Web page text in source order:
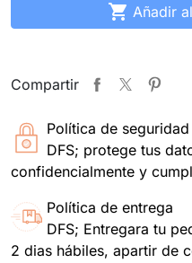
 Añadir
Compartir
Política de seguridad
DFS; protege tus
confidencialmente y
Política de entrega
DFS; Entregara tu
2 dias hábiles, apartir de